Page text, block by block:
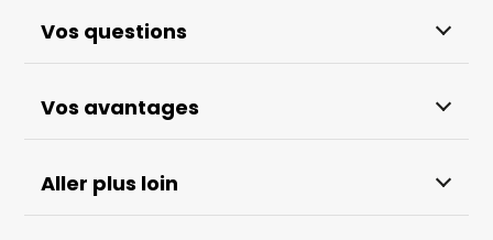
Vos questions
Vos avantages
Aller plus loin